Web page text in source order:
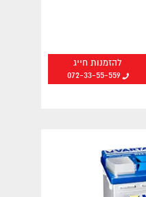
להזמנות חייג
072-33-55-559